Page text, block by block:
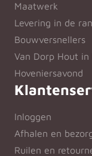
Maatwerk
Levering in de
Bouwversnellers
Van Dorp Hout in
Hoveniersavond
Inloggen
Afhalen en
Ruilen en